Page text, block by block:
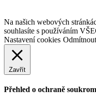
Na našich webových
souhlasíte s používáním
Nastavení cookies Odmítnout
Zavřít
Přehled o ochraně